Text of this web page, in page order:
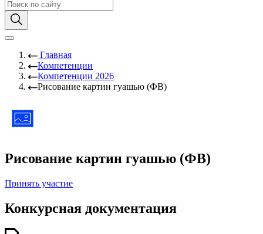
Главная
Компетенции
Компетенции 2026
Рисование картин гуашью (ФВ)
Рисование картин гуашью (ФВ)
Принять участие
Конкурсная документация